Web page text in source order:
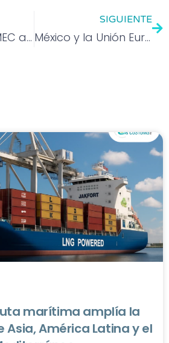
Revisión del T-MEC abre un nuevo desafío para la competitividad de México
SIGUIENTE
México y la Unión Europea buscan ampliar el comercio bilateral ante la reconfiguración global
marítima amplía la
Asia, América Latina y el